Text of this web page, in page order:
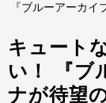
『ブルーアーカ
キュート
い！ 『ブ
ナが待望